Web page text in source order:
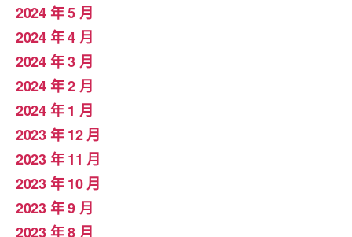
2024 年 5 月
2024 年 4 月
2024 年 3 月
2024 年 2 月
2024 年 1 月
2023 年 12 月
2023 年 11 月
2023 年 10 月
2023 年 9 月
2023 年 8 月